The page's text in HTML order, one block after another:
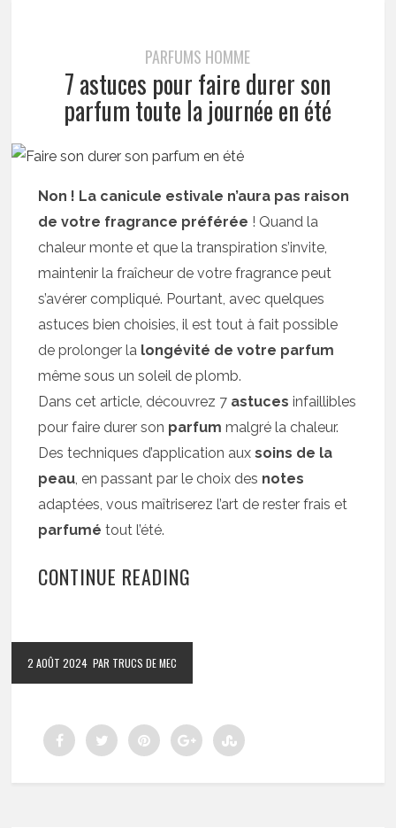
PARFUMS HOMME
7 astuces pour faire durer son
parfum toute la journée en été
Non ! La canicule estivale n’aura pas raison
de votre fragrance préférée ! Quand la
chaleur monte et que la transpiration s’invite,
maintenir la fraîcheur de votre fragrance peut
s’avérer compliqué. Pourtant, avec quelques
astuces bien choisies, il est tout à fait possible
de prolonger la longévité de votre parfum
même sous un soleil de plomb.
Dans cet article, découvrez 7 astuces infaillibles
pour faire durer son parfum malgré la chaleur.
Des techniques d’application auxsoins de la
peau, en passant par le choix des notes
adaptées, vous maîtriserez l’art de rester frais et
parfumé tout l’été.
CONTINUE READING
2 AOÛT 2024 PAR TRUCS DE MEC